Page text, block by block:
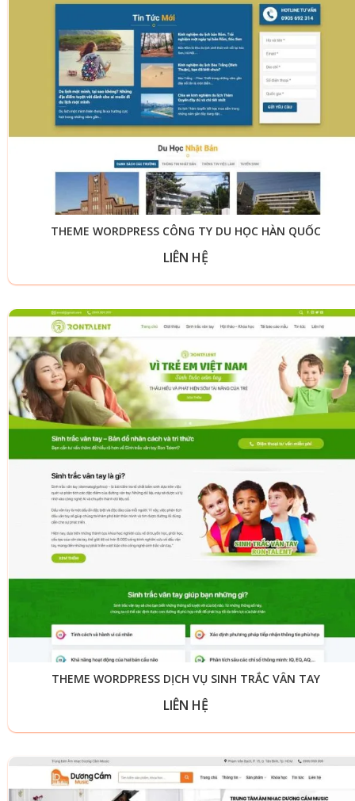
THEME WORDPRESS CÔNG TY DU HỌC HÀN QUỐC
LIÊN HỆ
THEME WORDPRESS DỊCH VỤ SINH TRẮC VÂN TAY
LIÊN HỆ